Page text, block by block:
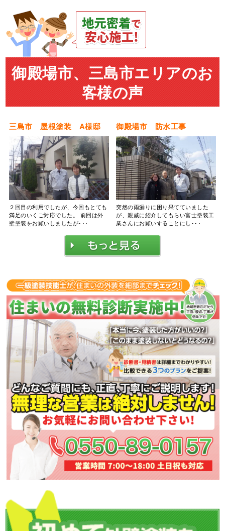
御殿場市、三島市エリアのお
客様の声
三島市 屋根塗装 A様邸
２回目の利用でしたが、今回もとても
満足のいくご対応でした。 前回は外
壁塗装をお願いしましたが･･･
御殿場市 防水工事
突然の雨漏りに困り果てていました
が、親戚に紹介してもらい富士塗装工
業さんにお願いすることにし･･･